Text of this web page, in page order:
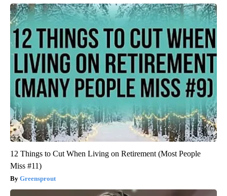
12 Things to Cut When Living on Retirement (Most People
Miss #11)
Greensprout